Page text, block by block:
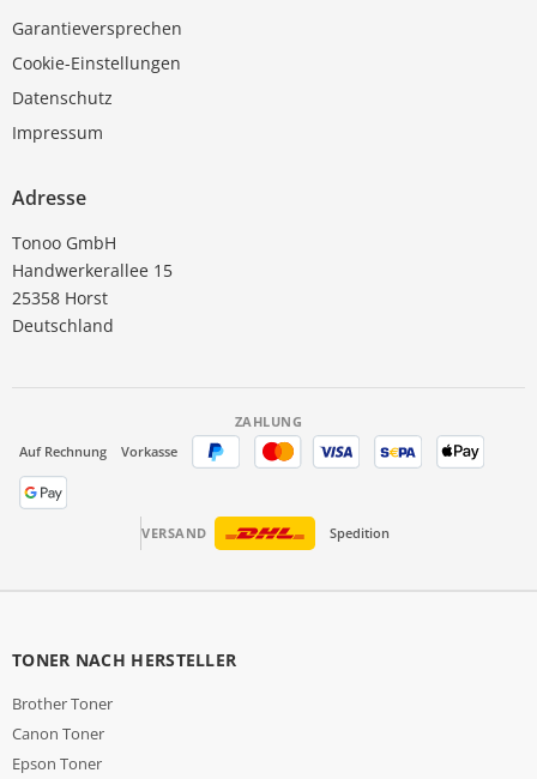
Garantieversprechen
Cookie-Einstellungen
Datenschutz
Impressum
Adresse
Tonoo GmbH
Handwerkerallee 15
25358 Horst
Deutschland
ZAHLUNG
Auf Rechnung
Vorkasse
VERSAND Spedition
TONER NACH HERSTELLER
Brother Toner
Canon Toner
Epson Toner